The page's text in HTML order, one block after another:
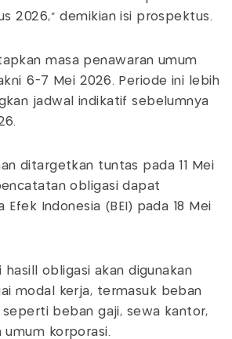
2026," demikian isi prospektus.
masa penawaran umum
6-7 Mei 2026. Periode ini lebih
jadwal indikatif sebelumnya
ditargetkan tuntas pada 11 Mei
obligasi dapat
Efek Indonesia (BEI) pada 18 Mei
hasill obligasi akan digunakan
modal kerja, termasuk beban
beban gaji, sewa kantor,
umum korporasi.